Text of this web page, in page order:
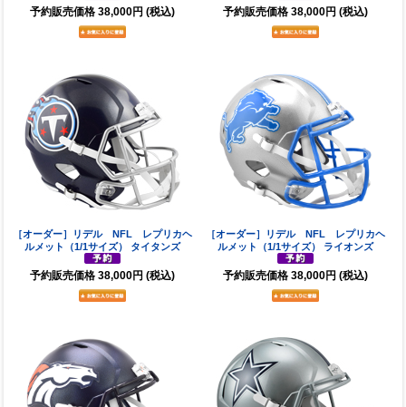
予約販売価格 38,000円 (税込) 予約販売価格 38,000円 (税込)
［オーダー］リデル NFL レプリカヘ
ルメット（1/1サイズ） タイタンズ
予約販売価格 38,000円 (税込)
［オーダー］リデル NFL レプリカヘ
ルメット（1/1サイズ） ライオンズ
予約販売価格 38,000円 (税込)